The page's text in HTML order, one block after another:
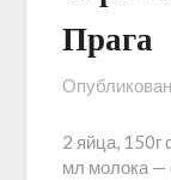
Прага
2 яйца, 150г
мл молока —